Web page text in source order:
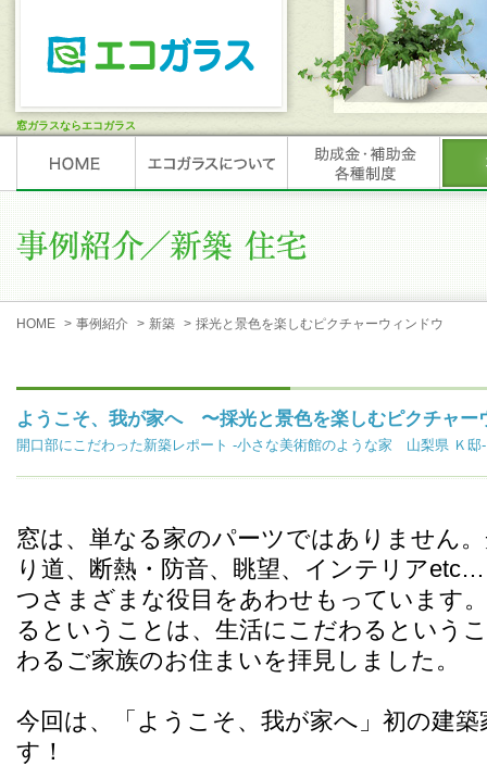
窓ガラスならエコガラス
HOME > 事例紹介 > 新築 > 採光と景色を楽しむピクチャーウィンドウ
ようこそ、我が家へ 〜採光と景色を楽しむピクチャー
開口部にこだわった新築レポート -小さな美術館のような家 山梨県 Ｋ邸-
窓は、単なる家のパーツではありません
り道、断熱・防音、眺望、インテリア
つさまざまな役目をあわせもっています
るということは、生活にこだわるという
わるご家族のお住まいを拝見しました。
今回は、「ようこそ、我が家へ」初の建
す！